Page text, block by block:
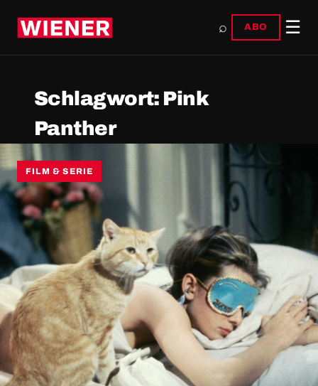
⌕ ABO ☰
Schlagwort: Pink
Panther
FILM & SERIE